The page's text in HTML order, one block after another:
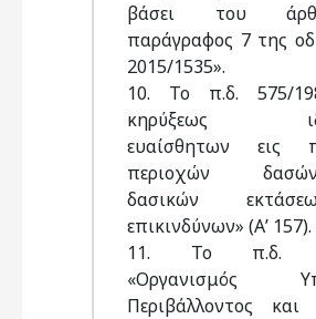
βάσει του
παράγραφος 7 της
2015/1535».
10. Το π.δ. 575/
κηρύξεως
ευαίσθητων εις
περιοχών
δασικών
επικινδύνων» (Α’ 157).
11. Το π.δ.
«Οργανισμός
Περιβάλλοντος και